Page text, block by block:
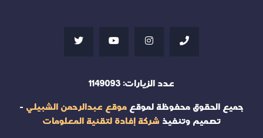
عدد الزيارات: 1149093
جميع الحقوق محفوظة لموقعموقع عبدالرحمن الشبيلي -
تصميم وتنفيذ شركة إفادة لتقنية المعلومات